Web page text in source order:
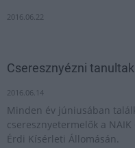
2016.06.22
Cseresznyézni
2016.06.14
Minden év júniusában
cseresznyetermelők a
Érdi Kísérleti Állomásán.